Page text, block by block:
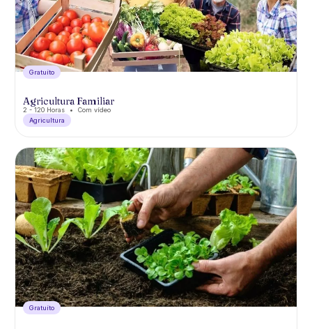
Gratuíto
Agricultura Familiar
2 - 120 Horas
Com vídeo
Agricultura
Gratuíto